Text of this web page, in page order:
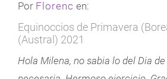
Por Florenc en:
Equinoccios de Primavera
(Austral) 2021
Hola Milena, no sabia lo del Dia